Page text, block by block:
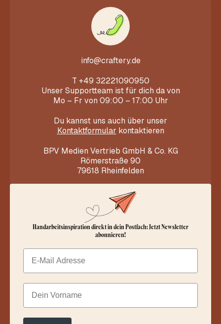
info@craftery.de
T +49 32221090950
Unser Supportteam ist für dich da von
Mo – Fr von 09:00 – 17:00 Uhr
Du kannst uns auch über unser
Kontaktformular kontaktieren
BPV Medien Vertrieb GmbH & Co. KG
Römerstraße 90
79618 Rheinfelden
Handarbeitsinspiration direkt in dein Postfach: Jetzt Newsletter
abonnieren!
Email
Dein Vorname